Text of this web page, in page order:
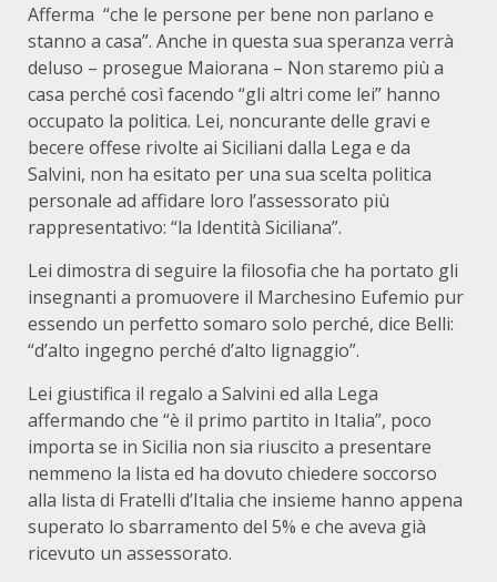
Afferma “che le persone per bene non parlano e
stanno a casa”. Anche in questa sua speranza verrà
deluso – prosegue Maiorana – Non staremo più a
casa perché così facendo “gli altri come lei” hanno
occupato la politica. Lei, noncurante delle gravi e
becere offese rivolte ai Siciliani dalla Lega e da
Salvini, non ha esitato per una sua scelta politica
personale ad affidare loro l’assessorato più
rappresentativo: “la Identità Siciliana”.
Lei dimostra di seguire la filosofia che ha portato gli
insegnanti a promuovere il Marchesino Eufemio pur
essendo un perfetto somaro solo perché, dice Belli:
“d’alto ingegno perché d’alto lignaggio”.
Lei giustifica il regalo a Salvini ed alla Lega
affermando che “è il primo partito in Italia”, poco
importa se in Sicilia non sia riuscito a presentare
nemmeno la lista ed ha dovuto chiedere soccorso
alla lista di Fratelli d’Italia che insieme hanno appena
superato lo sbarramento del 5% e che aveva già
ricevuto un assessorato.